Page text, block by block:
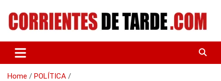
content
CORRIENTES DE TARDE
Home
POLÍTICA